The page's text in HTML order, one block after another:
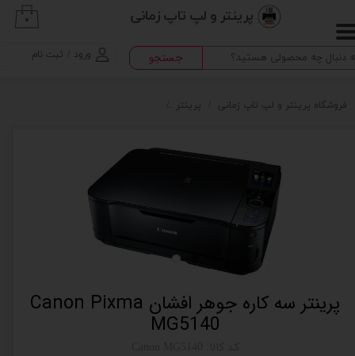
پرینتر و لپ تاپ زمانی
ورود ثبت نام
حساب کاربری من
تغییر گذر واژه
سفارشات
۰
جستجو
فروشگاه پرینتر و لپ تاپ زمانی پرینتر
پرینتر سه کاره جوهر افشان Canon Pixma
MG5140